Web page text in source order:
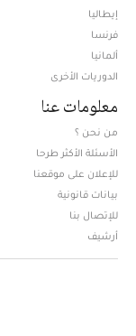
إيطاليا
فرنسا
ألمانيا
الدوريات الأخرى
معلومات عنا
من نحن ؟
الأسئلة الأكثر طرحا
للإعلان على موقعنا
بيانات قانونية
للإتصال بنا
أرشيف